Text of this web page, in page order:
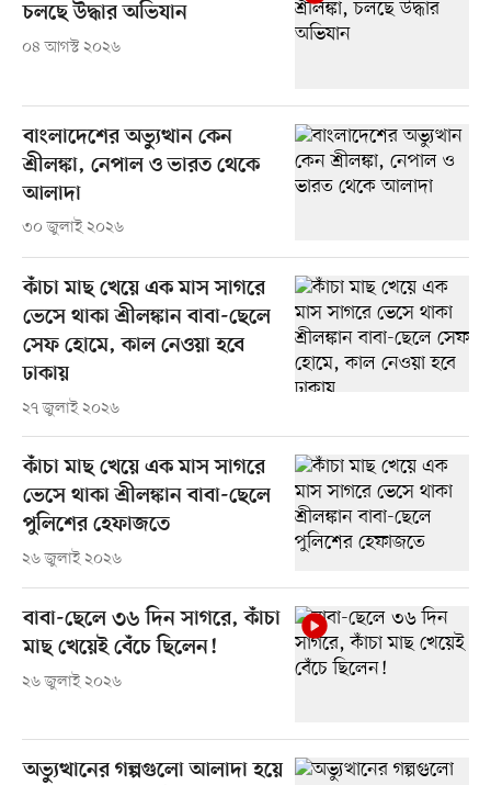
চলছে উদ্ধার অভিযান
০৪ আগস্ট ২০২৬
বাংলাদেশের অভ্যুত্থান কেন
শ্রীলঙ্কা, নেপাল ও ভারত থেকে
আলাদা
৩০ জুলাই ২০২৬
কাঁচা মাছ খেয়ে এক মাস সাগরে
ভেসে থাকা শ্রীলঙ্কান বাবা-ছেলে
সেফ হোমে, কাল নেওয়া হবে
ঢাকায়
২৭ জুলাই ২০২৬
কাঁচা মাছ খেয়ে এক মাস সাগরে
ভেসে থাকা শ্রীলঙ্কান বাবা-ছেলে
পুলিশের হেফাজতে
২৬ জুলাই ২০২৬
বাবা-ছেলে ৩৬ দিন সাগরে, কাঁচা
মাছ খেয়েই বেঁচে ছিলেন!
২৬ জুলাই ২০২৬
অভ্যুত্থানের গল্পগুলো আলাদা হয়ে